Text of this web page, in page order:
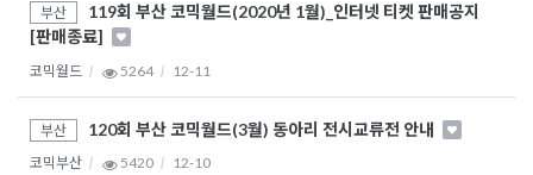
부산
119회 부산 코믹월드(2020년 1월)_인터넷 티켓 판매공지
[판매종료]
코믹월드 5264 12-11
부산 120회 부산 코믹월드(3월) 동아리 전시교류전 안내
코믹부산 5420 12-10